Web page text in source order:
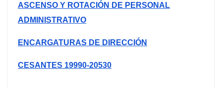
ASCENSO Y ROTACIÓN DE PERSONAL
ADMINISTRATIVO
ENCARGATURAS DE DIRECCIÓN
CESANTES 19990-20530